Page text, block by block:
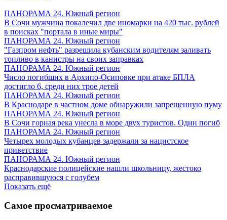
ПАНОРАМА 24. Южный регион
В Сочи мужчина покалечил две иномарки на 420 тыс. рублей
в поисках "портала в иные миры"
ПАНОРАМА 24. Южный регион
"Газпром нефть" разрешила кубанским водителям заливать
топливо в канистры на своих заправках
ПАНОРАМА 24. Южный регион
Число погибших в Архипо-Осиповке при атаке БПЛА
достигло 6, среди них трое детей
ПАНОРАМА 24. Южный регион
В Краснодаре в частном доме обнаружили запрещенную пуму
ПАНОРАМА 24. Южный регион
В Сочи горная река унесла в море двух туристов. Один погиб
ПАНОРАМА 24. Южный регион
Четырех молодых кубанцев задержали за нацистское
приветствие
ПАНОРАМА 24. Южный регион
Краснодарские полицейские нашли школьницу, жестоко
расправившуюся с голубем
Показать ещё
Самое просматриваемое